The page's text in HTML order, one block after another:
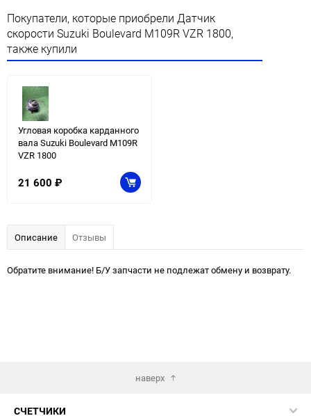
Покупатели, которые приобрели Датчик
скорости Suzuki Boulevard M109R VZR 1800,
также купили
Угловая коробка карданного
вала Suzuki Boulevard M109R
VZR 1800
21 600 ₽
Описание Отзывы
Обратите внимание! Б/У запчасти не подлежат обмену и возврату.
наверх
СЧЕТЧИКИ